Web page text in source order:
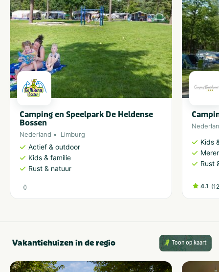
Camping en Speelpark De Heldense
Bossen
Nederland Limburg
Actief & outdoor
Kids & familie
Rust & natuur
()
Kids
Rust
4.1 (
Vakantiehuizen in de regio Toon op kaart